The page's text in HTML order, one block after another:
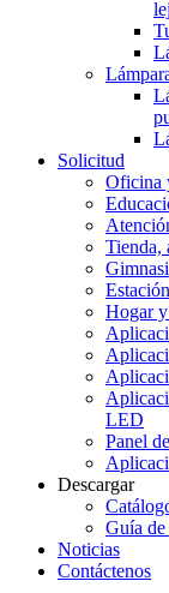
Solicitud
Oficina
Tienda,
Hogar
LED
Panel
Descargar
Guía
Noticias
Contáctenos